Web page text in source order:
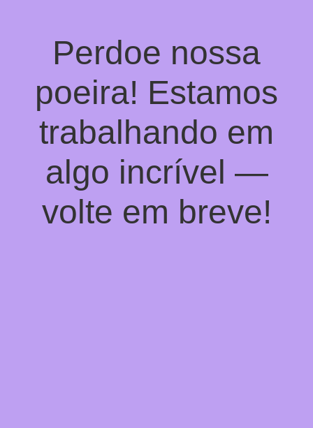
Perdoe nossa
poeira! Estamos
trabalhando em
algo incrível —
volte em breve!